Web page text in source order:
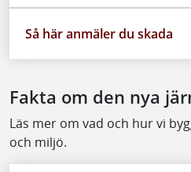
Så här anmäler du skada
Fakta om den nya
Läs mer om vad och hur vi
och miljö.